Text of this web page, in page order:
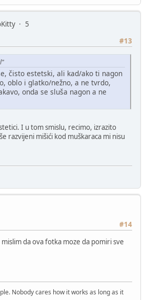
5
#13
čisto estetski, ali kad/ako ti nagon
oblo i glatko/nežno, a ne tvrdo,
onda se sluša nagon a ne
I u tom smislu, recimo, izrazito
razvijeni mišići kod muškaraca mi nisu
#14
da ova fotka moze da pomiri sve
Nobody cares how it works as long as it